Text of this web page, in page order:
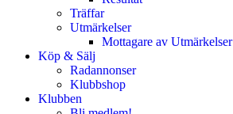
Träffar
Utmärkelser
Mottagare av Utmärkelser
Köp & Sälj
Radannonser
Klubbshop
Klubben